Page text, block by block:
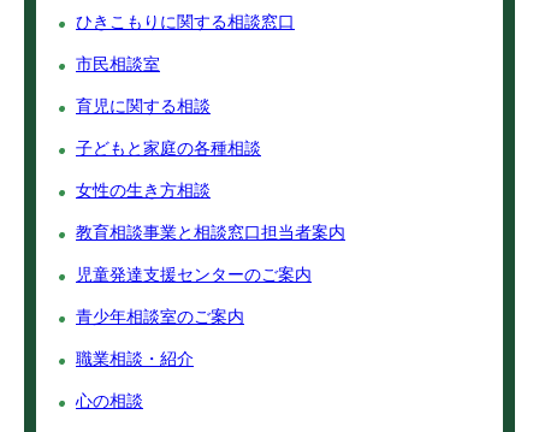
ひきこもりに関する相談窓口
市民相談室
育児に関する相談
子どもと家庭の各種相談
女性の生き方相談
教育相談事業と相談窓口担当者案内
児童発達支援センターのご案内
青少年相談室のご案内
職業相談・紹介
心の相談